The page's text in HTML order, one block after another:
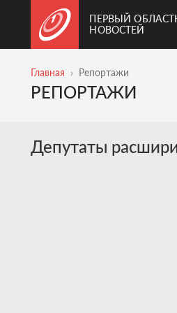
ПЕРВЫЙ
НОВОСТЕЙ
Главная Репортажи
РЕПОРТАЖИ
Депутаты